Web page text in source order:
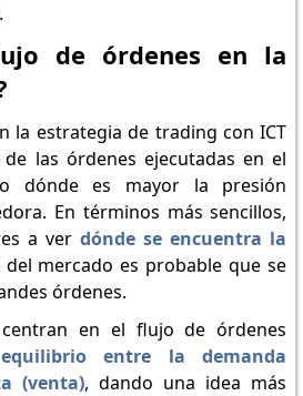
de órdenes en la
la estrategia de trading con ICT
las órdenes ejecutadas en el
dónde es mayor la presión
En términos más sencillos,
a verdónde se encuentra la
mercado es probable que se
órdenes.
en el flujo de órdenes
equilibrio entre la demanda
(venta), dando una idea más